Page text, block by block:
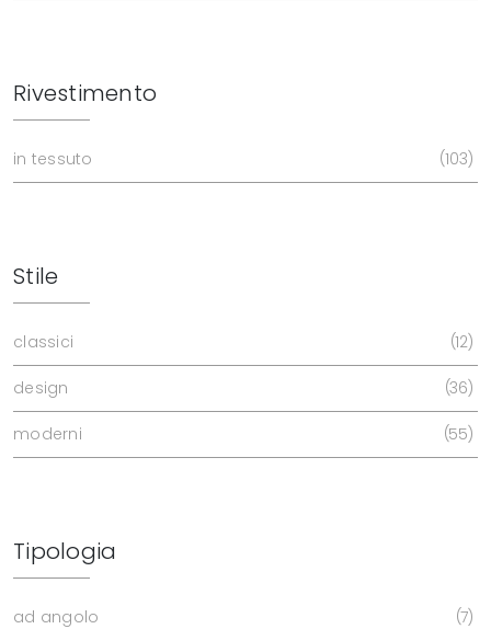
Rivestimento
in tessuto 103
Stile
classici 12
design 36
moderni 55
Tipologia
ad angolo 7